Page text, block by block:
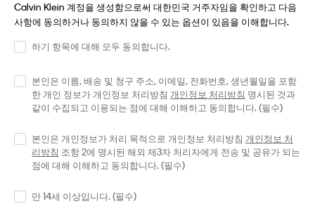
Calvin Klein 계정을 생성함으로써 대한민국 거주자임을 확인하고 다음
사항에 동의하거나 동의하지 않을 수 있는 옵션이 있음을 이해합니다.
하기 항목에 대해 모두 동의합니다.
본인은 이름, 배송 및 청구 주소, 이메일, 전화번호, 생년월일을 포함
한 개인 정보가 개인정보 처리방침 개인정보 처리방침 명시된 것과
같이 수집되고 이용되는 점에 대해 이해하고 동의합니다. (필수)
본인은 개인정보가 처리 목적으로 개인정보 처리방침 개인정보 처
리방침 조항 2에 명시된 해외 제3자 처리자에게 전송 및 공유가 되는
점에 대해 이해하고 동의합니다. (필수)
만 14세 이상입니다. (필수)